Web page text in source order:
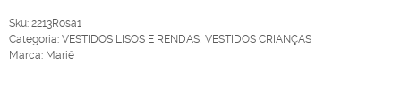
Sku: 2213Rosa1
Categoria: VESTIDOS LISOS E RENDAS, VESTIDOS CRIANÇAS
Marca: Mariê